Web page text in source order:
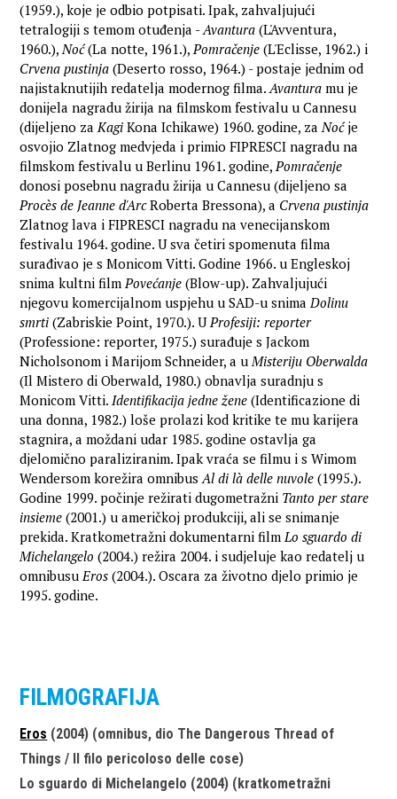
(1959.), koje je odbio potpisati. Ipak, zahvaljujući
tetralogiji s temom otuđenja -Avantura (L'Avventura,
1960.),Noć(La notte, 1961.),Pomračenje (L'Eclisse, 1962.) i
Crvena pustinja(Deserto rosso, 1964.) - postaje jednim od
najistaknutijih redatelja modernog filma.Avantura mu je
donijela nagradu žirija na filmskom festivalu u Cannesu
(dijeljeno zaKagi Kona Ichikawe) 1960. godine, zaNoćje
osvojio Zlatnog medvjeda i primio FIPRESCI nagradu na
filmskom festivalu u Berlinu 1961. godine,Pomračenje
donosi posebnu nagradu žirija u Cannesu (dijeljeno sa
Procès de Jeanne d'ArcRoberta Bressona), a Crvena pustinja
Zlatnog lava i FIPRESCI nagradu na venecijanskom
festivalu 1964. godine. U sva četiri spomenuta filma
surađivao je s Monicom Vitti. Godine 1966. u Engleskoj
snima kultni filmPovećanje (Blow-up). Zahvaljujući
njegovu komercijalnom uspjehu u SAD-u snimaDolinu
smrti(Zabriskie Point, 1970.). UProfesiji: reporter
(Professione: reporter, 1975.) surađuje s Jackom
Nicholsonom i Marijom Schneider, a uMisteriju Oberwalda
(Il Mistero di Oberwald, 1980.) obnavlja suradnju s
Monicom Vitti.Identifikacija jedne žene (Identificazione di
una donna, 1982.) loše prolazi kod kritike te mu karijera
stagnira, a moždani udar 1985. godine ostavlja ga
djelomično paraliziranim. Ipak vraća se filmu i s Wimom
Wendersom korežira omnibusAl di là delle nuvole(1995.).
Godine 1999. počinje režirati dugometražni Tanto per stare
insieme (2001.) u američkoj produkciji, ali se snimanje
prekida. Kratkometražni dokumentarni filmLo sguardo di
Michelangelo (2004.) režira 2004. i sudjeluje kao redatelj u
omnibusuEros (2004.). Oscara za životno djelo primio je
1995. godine.
FILMOGRAFIJA
Eros (2004) (omnibus, dio The Dangerous Thread of
Things / Il filo pericoloso delle cose)
Lo sguardo di Michelangelo (2004) (kratkometražni